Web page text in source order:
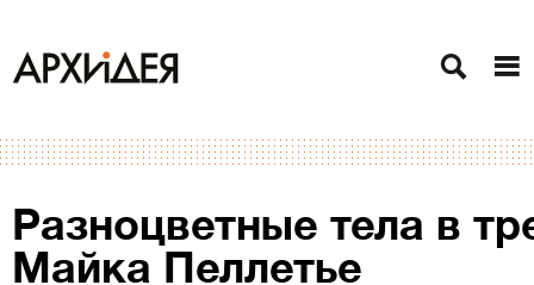
Разноцветные тела в
Майка Пеллетье